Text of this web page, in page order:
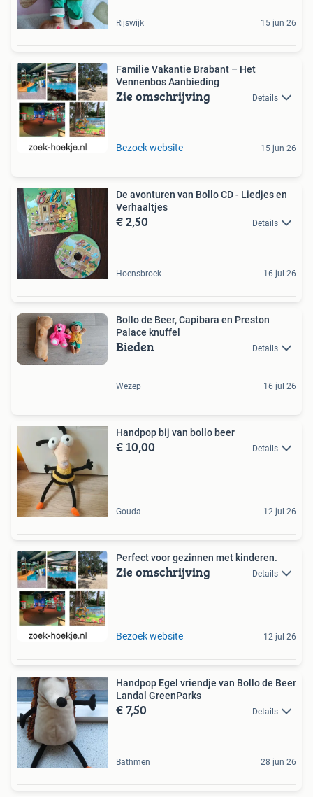
Rijswijk 15 jun 26
Familie Vakantie Brabant – Het
Vennenbos Aanbieding
Zie omschrijving Details
Bezoek website 15 jun 26
De avonturen van Bollo CD - Liedjes en
Verhaaltjes
€ 2,50 Details
Hoensbroek 16 jul 26
Bollo de Beer, Capibara en Preston
Palace knuffel
Bieden Details
Wezep 16 jul 26
Handpop bij van bollo beer
€ 10,00 Details
Gouda 12 jul 26
Perfect voor gezinnen met kinderen.
Zie omschrijving Details
Bezoek website 12 jul 26
Handpop Egel vriendje van Bollo de Beer
Landal GreenParks
€ 7,50 Details
Bathmen 28 jun 26